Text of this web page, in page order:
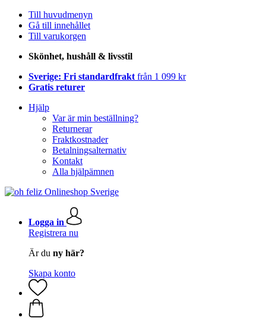
Till huvudmenyn
Gå till innehållet
Till varukorgen
Skönhet, hushåll & livsstil
Sverige: Fri standardfrakt från 1 099 kr
Gratis returer
Hjälp
Var är min beställning?
Returnerar
Fraktkostnader
Betalningsalternativ
Kontakt
Alla hjälpämnen
Logga in
Registrera nu
Är du ny här?
Skapa konto